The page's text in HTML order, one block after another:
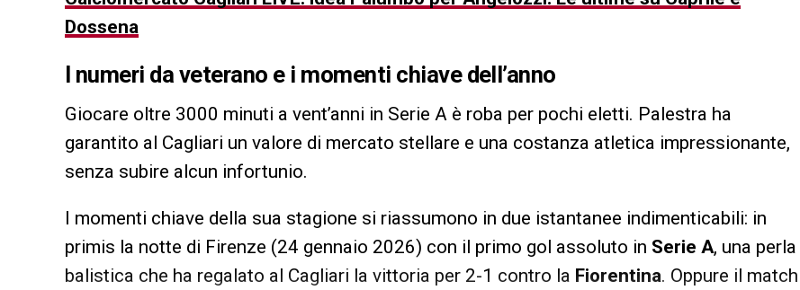
Dossena
I numeri da veterano e i momenti chiave dell’anno
Giocare oltre 3000 minuti a vent’anni in Serie A è roba per pochi eletti. Palestra ha
garantito al Cagliari un valore di mercato stellare e una costanza atletica impressionante,
senza subire alcun infortunio.
I momenti chiave della sua stagione si riassumono in due istantanee indimenticabili: in
primis la notte di Firenze (24 gennaio 2026) con il primo gol assoluto in Serie A, una perla
balistica che ha regalato al Cagliari la vittoria per 2-1 contro la Fiorentina. Oppure il match